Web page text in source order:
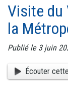
Visite du
la
Publié le 3 juin
Écouter